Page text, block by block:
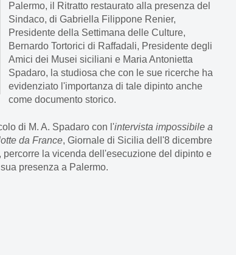
Palermo, il Ritratto restaurato alla presenza del
Sindaco, di Gabriella Filippone Renier,
Presidente della Settimana delle Culture,
Bernardo Tortorici di Raffadali, Presidente degli
Amici dei Musei siciliani e Maria Antonietta
Spadaro, la studiosa che con le sue ricerche ha
evidenziato l'importanza di tale dipinto anche
come documento storico.
di M. A. Spadaro con l'intervista impossibile a
da France, Giornale di Sicilia dell'8 dicembre
percorre la vicenda dell'esecuzione del dipinto e
presenza a Palermo.